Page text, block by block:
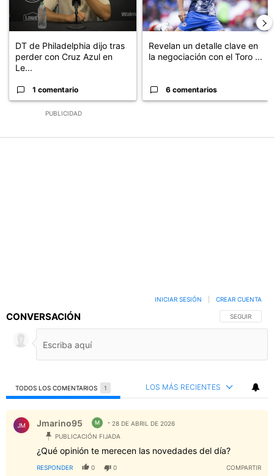
PUBLICIDAD
DT de Philadelphia dijo tras
perder con Cruz Azul en
Le...
1 comentario
Revelan un detalle clave en
la negociación con el Toro ...
6 comentarios
CONVERSACIÓN SIGA ESTA
SEGUIR
INICIAR SESIÓN CREAR CUENTA
TODOS LOS COMENTARIOS 1 LOS MÁS RECIENTES
Todos los comentarios
Comentario de Jmarino95.
JM Jmarino95 M
28 DE ABRIL DE 2026
PUBLICACIÓN FIJADA
¿Qué opinión te merecen las novedades del día?
RESPONDER 0 0 COMPARTIR